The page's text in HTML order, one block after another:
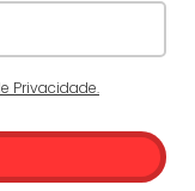
Privacidade.